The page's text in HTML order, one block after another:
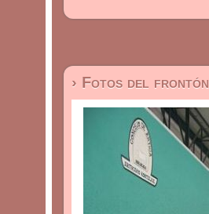
› Fotos del frontón